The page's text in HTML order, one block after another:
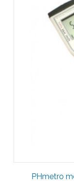
PHmetro